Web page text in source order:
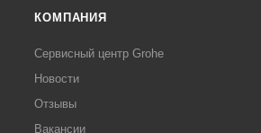
КОМПАНИЯ
Сервисный центр Grohe
Новости
Отзывы
Вакансии